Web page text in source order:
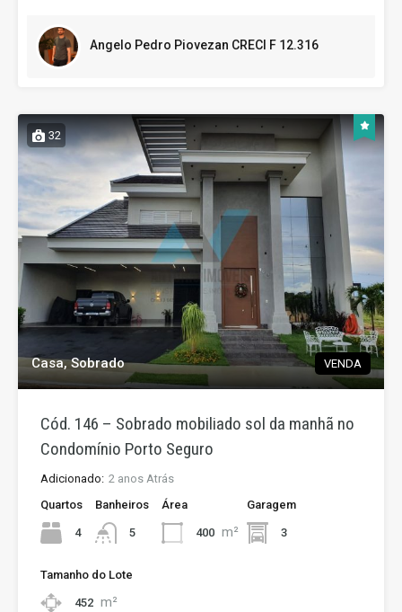
Angelo Pedro Piovezan CRECI F 12.316
32
Casa, Sobrado VENDA
Cód. 146 – Sobrado mobiliado sol da manhã no
Condomínio Porto Seguro
Adicionado: 2 anos Atrás
Quartos
4
Banheiros
5
Área
400 m²
Garagem
3
Tamanho do Lote
452 m²